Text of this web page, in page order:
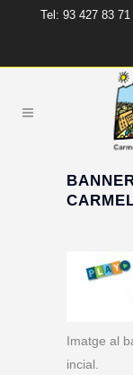
Tel: 93 427 83 71
Imatge al
incial.